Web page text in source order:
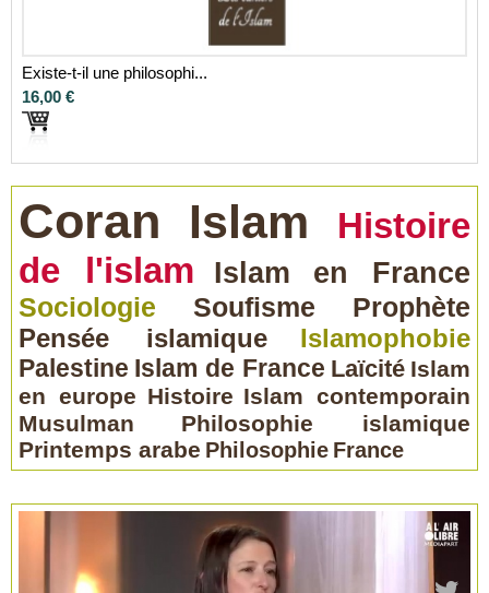
Existe-t-il une philosophi...
16,00 €
Coran Islam
Histoire
de l'islam
Islam en France
Sociologie Soufisme
Prophète
Pensée islamique
Islamophobie
Palestine Islam de France Laïcité Islam
en europe Histoire Islam contemporain
Musulman
Philosophie islamique
Printemps arabe Philosophie France